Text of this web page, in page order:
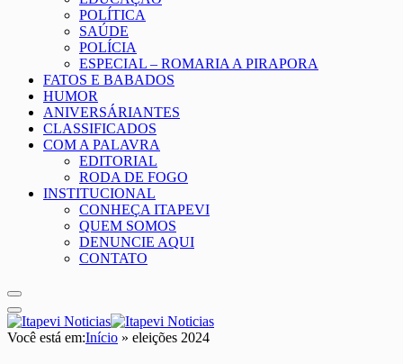
POLÍTICA
SAÚDE
POLÍCIA
ESPECIAL – ROMARIA A PIRAPORA
FATOS E BABADOS
HUMOR
ANIVERSÁRIANTES
CLASSIFICADOS
COM A PALAVRA
EDITORIAL
RODA DE FOGO
INSTITUCIONAL
CONHEÇA ITAPEVI
QUEM SOMOS
DENUNCIE AQUI
CONTATO
Você está em:Início » eleições 2024